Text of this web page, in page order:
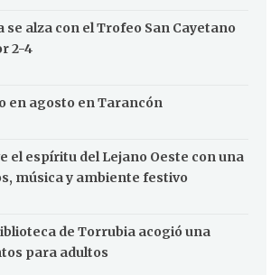
se alza con el Trofeo San Cayetano
2-4
en agosto en Tarancón
el espíritu del Lejano Oeste con una
música y ambiente festivo
de Torrubia acogió una
para adultos